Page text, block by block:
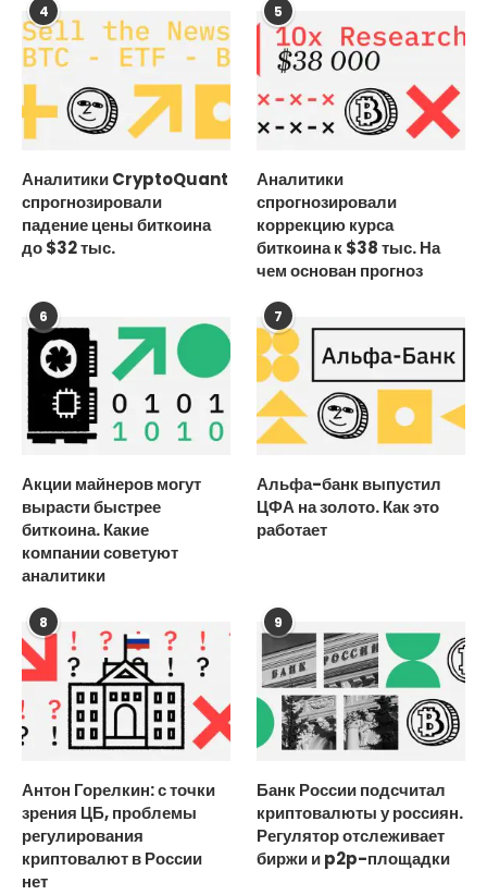
4
Аналитики CryptoQuant
спрогнозировали
падение цены биткоина
до $32 тыс.
5
Аналитики
спрогнозировали
коррекцию курса
биткоина к $38 тыс. На
чем основан прогноз
6
Акции майнеров могут
вырасти быстрее
биткоина. Какие
компании советуют
аналитики
7
Альфа-банк выпустил
ЦФА на золото. Как это
работает
8
Антон Горелкин: с точки
зрения ЦБ, проблемы
регулирования
криптовалют в России
нет
9
Банк России подсчитал
криптовалюты у россиян.
Регулятор отслеживает
биржи и p2p-площадки